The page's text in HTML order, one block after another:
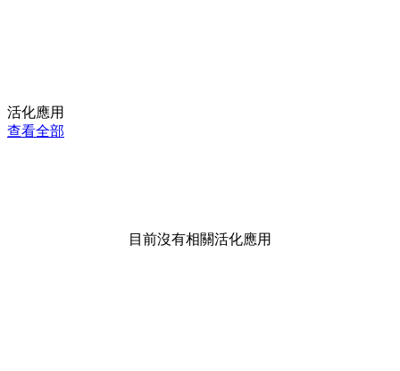
活化應用
查看全部
目前沒有相關活化應用